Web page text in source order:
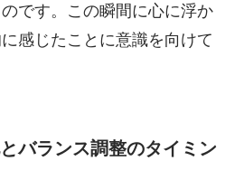
です。この瞬間に心に浮か
感じたことに意識を向けて
バランス調整のタイミン